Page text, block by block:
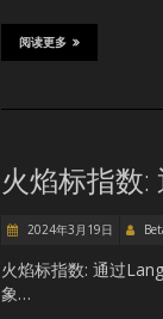
阅读更多
火焰标指数:
2024年3月19日
火焰标指数: 通过
象…